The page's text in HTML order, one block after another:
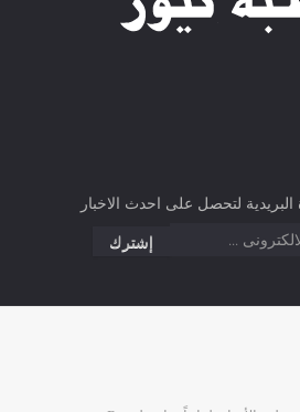
لتحصل على احدث الاخبار